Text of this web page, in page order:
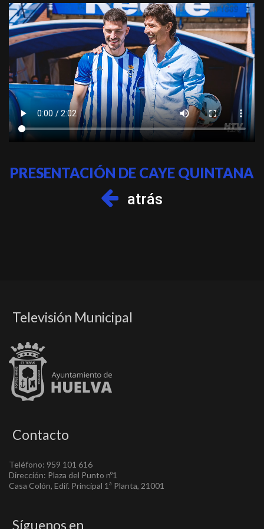
PRESENTACIÓN DE CAYE QUINTANA
atrás
Televisión Municipal
Contacto
Teléfono: 959 101 616
Dirección: Plaza del Punto nº1
Casa Colón, Edif. Principal 1ª Planta, 21001
Síguenos en